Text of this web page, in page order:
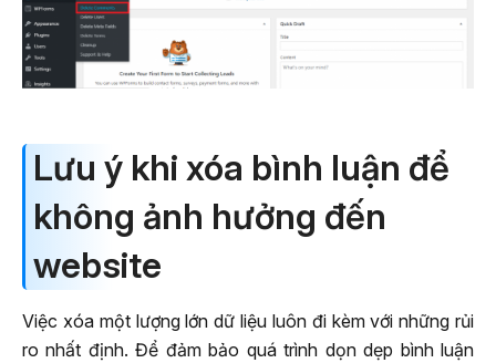
Lưu ý khi xóa bình luận để
không ảnh hưởng đến
website
Việc xóa một lượng lớn dữ liệu luôn đi kèm với những rủi
ro nhất định. Để đảm bảo quá trình dọn dẹp bình luận